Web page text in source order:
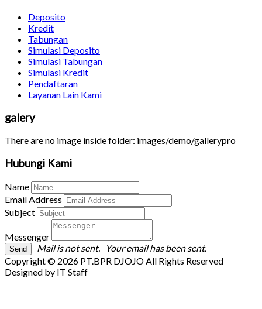
Deposito
Kredit
Tabungan
Simulasi Deposito
Simulasi Tabungan
Simulasi Kredit
Pendaftaran
Layanan Lain Kami
galery
There are no image inside folder: images/demo/gallerypro
Hubungi Kami
Name
Email Address
Subject
Messenger
Mail is not sent.
Your email has been sent.
Copyright © 2026 PT.BPR DJOJO All Rights Reserved
Designed by IT Staff